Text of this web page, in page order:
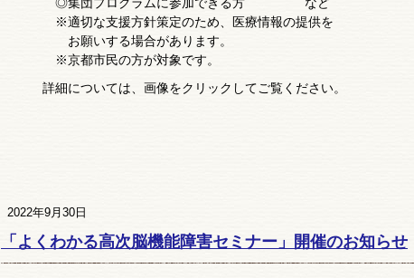
※適切な支援方針策定のため、医療情報の提供を
お願いする場合があります。
※京都市民の方が対象です。
詳細については、画像をクリックしてご覧ください。
2022年9月30日
「よくわかる高次脳機能障害セミナー」開催のお知らせ